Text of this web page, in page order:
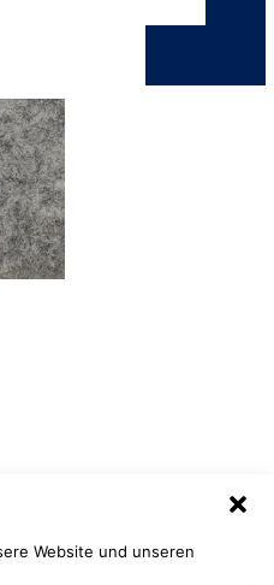
Website und unseren